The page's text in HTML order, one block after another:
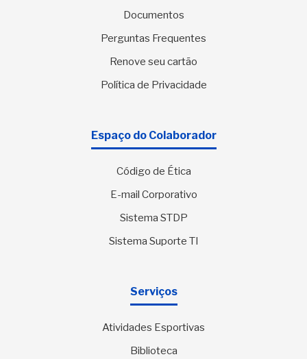
Documentos
Perguntas Frequentes
Renove seu cartão
Política de Privacidade
Espaço do Colaborador
Código de Ética
E-mail Corporativo
Sistema STDP
Sistema Suporte TI
Serviços
Atividades Esportivas
Biblioteca